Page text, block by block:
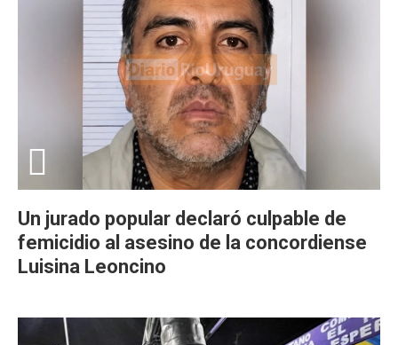
Un jurado popular declaró culpable de
femicidio al asesino de la concordiense
Luisina Leoncino